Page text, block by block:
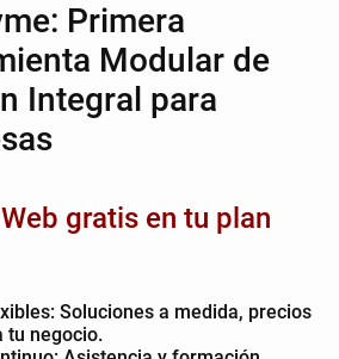
Primera
Modular de
Integral para
gratis en tu plan
Soluciones a medida, precios
tu negocio.